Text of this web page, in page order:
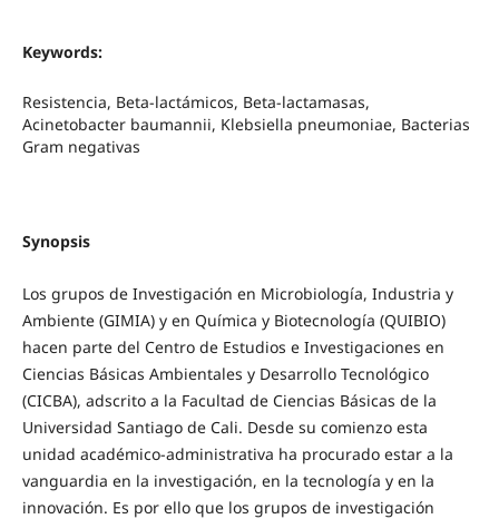
Keywords:
Resistencia, Beta-lactámicos, Beta-lactamasas,
Acinetobacter baumannii, Klebsiella pneumoniae, Bacterias
Gram negativas
Synopsis
Los grupos de Investigación en Microbiología, Industria y
Ambiente (GIMIA) y en Química y Biotecnología (QUIBIO)
hacen parte del Centro de Estudios e Investigaciones en
Ciencias Básicas Ambientales y Desarrollo Tecnológico
(CICBA), adscrito a la Facultad de Ciencias Básicas de la
Universidad Santiago de Cali. Desde su comienzo esta
unidad académico-administrativa ha procurado estar a la
vanguardia en la investigación, en la tecnología y en la
innovación. Es por ello que los grupos de investigación